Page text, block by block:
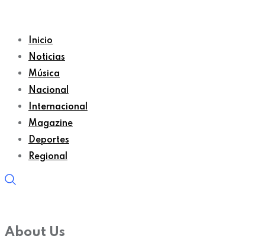
Inicio
Noticias
Música
Nacional
Internacional
Magazine
Deportes
Regional
About Us